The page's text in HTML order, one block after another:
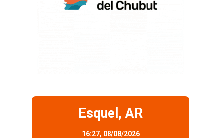
Esquel, AR
16:27, 08/08/2026